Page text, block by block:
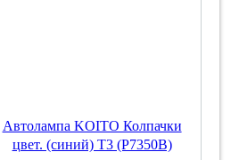
Автолампа KOITO Колпачки
цвет. (синий) T3 (P7350B)